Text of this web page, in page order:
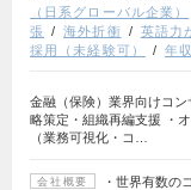
（日系グローバル企業）
張
海外折衝 英語力
採用（未経験可）
年
金融（保険）業界向けコ
略策定・組織再編支援 ・
（業務可視化・コ…
会社概要
・世界有数の